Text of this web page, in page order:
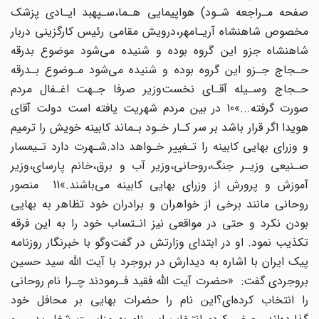
صفحه مـراجعه شـود) هواپیمایی‌ هـما،سـپهبد ایـادی پزشک
مخصوص شاهنشاه‌ آریـامهر،درویش مقامی رئیس کارگزینی دربار
شاهنشاه‌‌ جزو این گروه بوده‌ و شنیده‌ می‌شود موضوع بدرقه
حـجاج‌ جـزو این گروه بوده و شنیده می‌شود مـوضوع بـدرقه
حـجاج‌ وسـیله آقـای نخست‌وزیر صرفا جـهت اغـفال مردم
صورت گرفته...»10 در بین مردم شهریت یافته است دولت آقای‌
هویدا اگر قرار باشد بر سر کـار خـود بـماند کابینه خویش را ترمیم
و وزرای‌ بهایی کابینه را تـغییر خـواهد داد.شـهرت دارد تـیمسار
صـنیعی وزیـر جنگ،روحانی،وزیر آب و برق،خانم‌‌ پارسای‌،وزیر
آموزش و پرورش از وزرای بهایی کابینه می‌باشند.»11 منصور
روحانی مانند برخی از خواهران و برادران خود تظاهر به بهایی
بودن نکرد و حتی در مواقعی نیز انـتساب خود را به‌ این‌ فرقه
تکذیب نمود. او در ابتدای وزارتش در گفت‌وگو با خبرنگار روزنامه
پیک ایران با اشاره به دیدارش در بروجرد با آیت اللّه سید حسین
بروجردی گفت: «حضرت آیت‌ اللّه‌ فقید فـرمودند چـرا نام روحانی
را انتخاب کرده‌ای؟این نام را حضرات بهایی‌ بر محافل خود